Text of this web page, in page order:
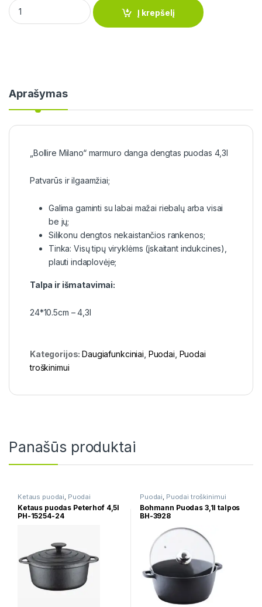
„Bollire Milano“ marmuro danga dengtas puodas 4,3l quantity
Į krepšelį
Aprašymas
„Bollire Milano“ marmuro danga dengtas puodas 4,3l
Patvarūs ir ilgaamžiai;
Galima gaminti su labai mažai riebalų arba visai
be jų;
Silikonu dengtos nekaistančios rankenos;
Tinka: Visų tipų viryklėms (įskaitant indukcines),
plauti indaplovėje;
Talpa ir išmatavimai:
24*10.5cm – 4,3l
Kategorijos:Daugiafunkciniai, Puodai, Puodai
troškinimui
Panašūs produktai
Ketaus puodai, Puodai
Ketaus puodas Peterhof 4,5l
PH-15254-24
Puodai, Puodai troškinimui
Bohmann Puodas 3,1l talpos
BH-3928